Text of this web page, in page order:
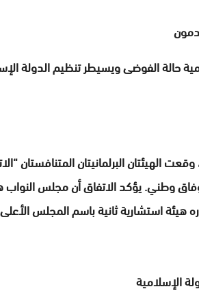
حالة الفوضى ويسيطر تنظيم الدولة
الهيئتان البرلمانيتان المتنافستان
يؤكد الاتفاق أن مجلس النواب هو
هيئة استشارية ثانية باسم المجلس